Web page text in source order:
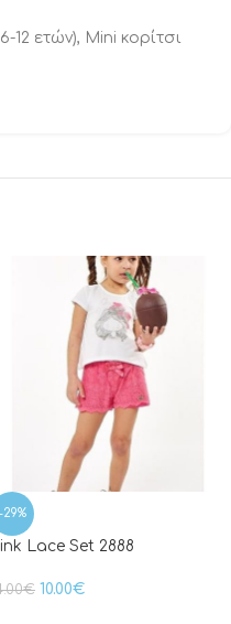
12 ετών), Mini κορίτσι
-29%
Lace Set 2888
€ 10.00€